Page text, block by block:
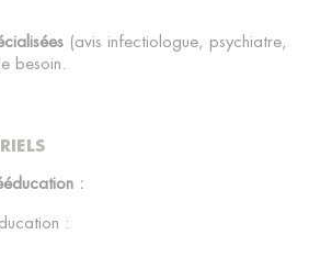
(avis infectiologue, psychiatre,
besoin.
:
: